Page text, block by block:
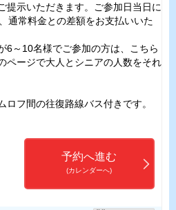
提示いただきます。ご参加日当日に
通常料金との差額をお支払いいた
6～10名様でご参加の方は、こちら
ページで大人とシニアの人数をそれ
ロフ間の往復路線バス付きです。
予約へ進む
(カレンダーへ)